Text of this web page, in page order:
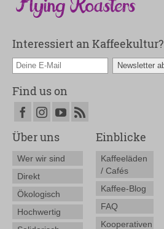
Interessiert an Kaffeekultur?
Find us on
Über uns
Wer wir sind
Direkt
Ökologisch
Hochwertig
Einblicke
Kaffeeläden
/ Cafés
Kaffee-Blog
FAQ
Kooperativen